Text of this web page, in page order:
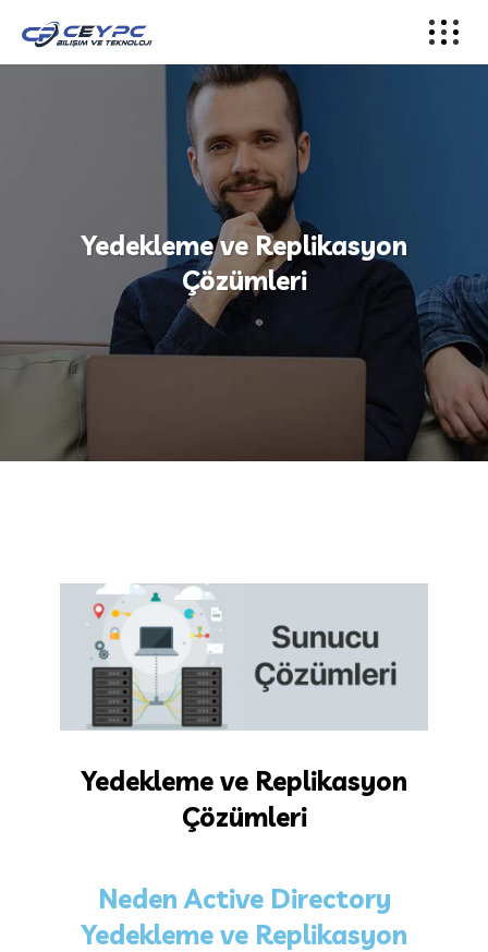
Yedekleme ve Replikasyon
Çözümleri
Yedekleme ve Replikasyon
Çözümleri
Neden Active Directory
Yedekleme ve Replikasyon